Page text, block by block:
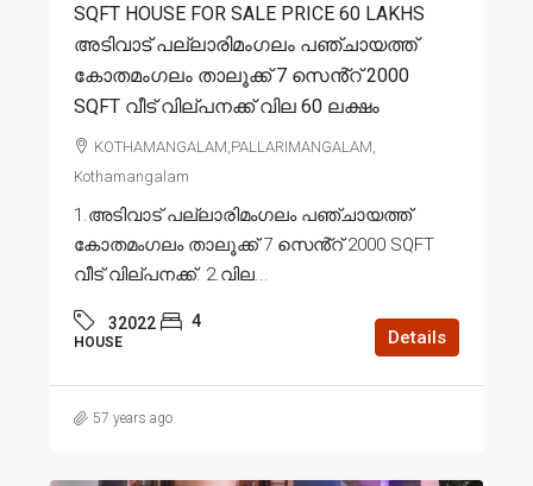
SQFT HOUSE FOR SALE PRICE 60 LAKHS
അടിവാട് പല്ലാരിമംഗലം പഞ്ചായത്ത്
കോതമംഗലം താലൂക്ക് 7 സെൻ്റ് 2000
SQFT വീട് വില്പനക്ക് വില 60 ലക്ഷം
KOTHAMANGALAM,PALLARIMANGALAM,
Kothamangalam
1.അടിവാട് പല്ലാരിമംഗലം പഞ്ചായത്ത്
കോതമംഗലം താലൂക്ക് 7 സെൻ്റ് 2000 SQFT
വീട് വില്പനക്ക്. 2.വില...
32022 4
HOUSE Details
57 years ago